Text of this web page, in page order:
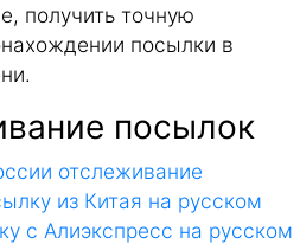
получить точную
посылки в
посылок
отслеживание
из Китая на русском
с Алиэкспресс на русском